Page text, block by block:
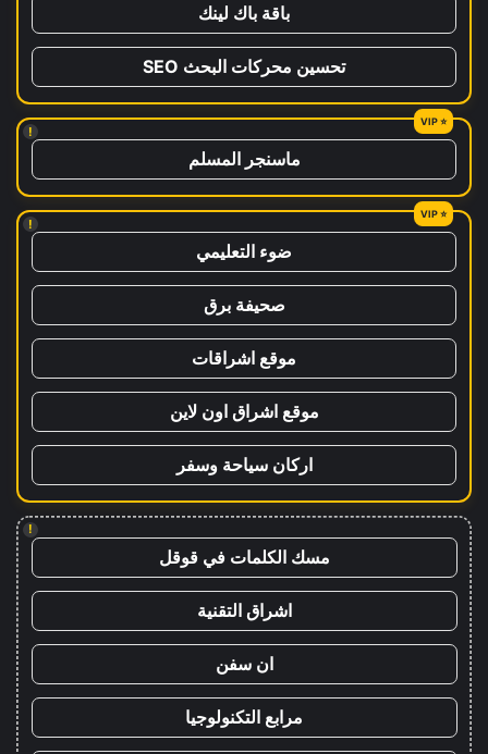
باقة باك لينك
تحسين محركات البحث SEO
!
ماسنجر المسلم
!
ضوء التعليمي
صحيفة برق
موقع اشراقات
موقع اشراق اون لاين
اركان سياحة وسفر
!
مسك الكلمات في قوقل
اشراق التقنية
ان سفن
مرابع التكنولوجيا